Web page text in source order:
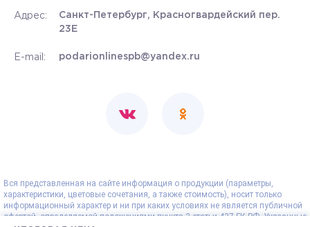
Адрес:
Санкт-Петербург, Красногвардейский пер.
23Е
E-mail: podarionlinespb@yandex.ru
Вся представленная на сайте информация о продукции (параметры,
характеристики, цветовые сочетания, а также стоимость), носит только
информационный характер и ни при каких условиях не является публичной
офертой, определяемой положениями пункта 2 статьи 437 ГК РФ. Указанные